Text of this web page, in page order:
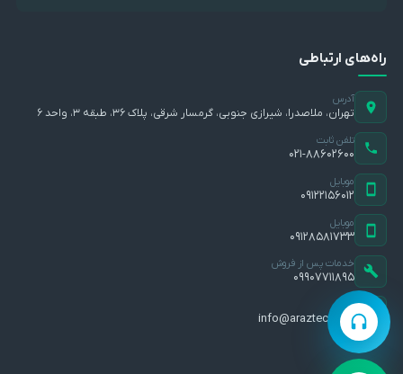
راه‌های ارتباطی
آدرس
تهران، ملاصدرا، شیرازی جنوبی، گرمسار شرقی، پلاک ۳۶، طبقه ۳، واحد ۶
تلفن ثابت
۰۲۱-۸۸۶۰۲۶۰۰
موبایل
۰۹۱۲۲۱۵۶۰۱۲
موبایل
۰۹۱۲۸۵۸۱۷۳۳
خدمات پس از فروش
۰۹۹۰۷۷۱۱۸۹۵
ایمیل
info@araztec.com